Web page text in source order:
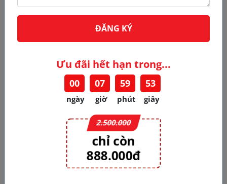
2. Chính sách kiểm hàng, Chính sách hoàn trả, bao
gồm thời hạn hoàn trả, phương thức trả hoặc đổi
hoàn trả này;
Khách hàng được quyền kiểm tra mọi thông tin dịch vụ/
Sản phẩm trước khi nhận hàng và thanh toán.
Khách hàng sẽ không phải mất bất kỳ khoản phí đổi
hoặc trả hàng nếu rơi vào một trong các trường hợp sau
Chất lượng dịch vụ không đúng như cam kết
ĐĂNG KÝ
Ưu đãi hết hạn trong...
00
ngày
07
giờ
59
phút
52
giây
2.500.000
chỉ còn
888.000đ